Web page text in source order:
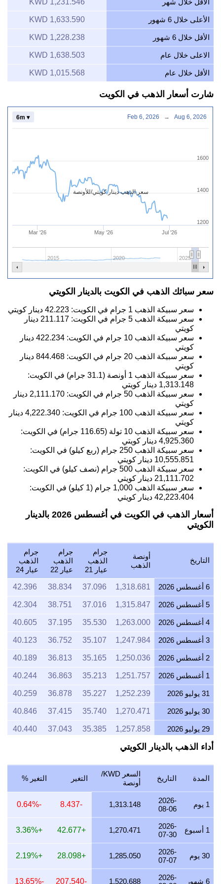
الأقل خلال شهر 1,231.546 KWD
الأعلى خلال 6 شهور 1,633.590 KWD
الأقل خلال 6 شهور 1,228.238 KWD
الاعلى خلال عام 1,638.503 KWD
الأقل خلال عام 1,015.568 KWD
شارت أسعار الذهب في الكويت
سعر الذهب دينار كويتي/للأونصة
Mar '26 May '26 Jul '26
2015 2020 2025
1200
1400
1600
6m ▾ Feb 6, 2026 → Aug 6, 2026
سعر سبائك الذهب في الكويت بالدينار الكويتي
سعر سبيكة الذهب 1 جرام في الكويت: 42.223 دينار كويتي
سعر سبيكة الذهب 5 جرام في الكويت:
211.117 دينار
كويتي
سعر سبيكة الذهب 10 جرام في الكويت:
422.234 دينار
كويتي
سعر سبيكة الذهب 20 جرام في الكويت:
844.468 دينار
كويتي
سعر سبيكة الذهب 1 أونصة (31.1 جرام) في الكويت:
1,313.148 دينار كويتي
سعر سبيكة الذهب 50 جرام في الكويت:
2,111.170 دينار
كويتي
سعر سبيكة الذهب 100 جرام في الكويت:
4,222.340 دينار
كويتي
سعر سبيكة الذهب 10 تولة (116.65 جرام) في الكويت:
4,925.360 دينار كويتي
سعر سبيكة الذهب 250 جرام (ربع كيلو) في الكويت:
10,555.851 دينار كويتي
سعر سبيكة الذهب 500 جرام (نصف كيلو) في الكويت:
21,111.702 دينار كويتي
سعر سبيكة الذهب 1,000 جرام (1 كيلو) في الكويت:
42,223.404 دينار كويتي
أسعار الذهب في الكويت في أغسطس 2026 بالدينار
الكويتي
التاريخ
أونصة
الذهب
جرام
الذهب
عيار 21
جرام
الذهب
عيار 22
جرام
الذهب
عيار 24
6 أغسطس 2026 1,318.681
37.096
38.834
42.396
5 أغسطس 2026 1,315.847
37.016
38.751
42.304
4 أغسطس 2026 1,263.000
35.530
37.195
40.605
3 أغسطس 2026 1,247.984
35.107
36.752
40.123
2 أغسطس 2026 1,250.036
35.165
36.813
40.189
1 أغسطس 2026 1,251.757
35.213
36.863
40.244
31 يوليو 2026 1,252.239
35.227
36.878
40.259
30 يوليو 2026 1,270.471
35.740
37.415
40.846
29 يوليو 2026 1,257.858
35.385
37.043
40.440
28 يوليو 2026 1,252.298
27 يوليو 2026 1,265.306
35.595
37.263
40.680
26 يوليو 2026 1,252.696
35.240
36.891
40.274
25 يوليو 2026 1,255.935
36.987
40.378
24 يوليو 2026 1,260.476
35.459
23 يوليو 2026 1,254.899
36.956
40.345
22 يوليو 2026 1,285.917
36.174
37.869
41.342
21 يوليو 2026 1,260.955
35.472
أداء الذهب بالدينار الكويتي
المدة التاريخ
السعر KWD/
أونصة
التغير التغير %
1 يوم
2026-
08-06
1,313.148
-8.437
-0.64%
1 أسبوع
2026-
07-30
1,270.471
+42.677
+3.36%
30 يوم
2026-
07-07
1,285.050
+28.098
+2.19%
6 شهور
2026-
1,520.688
-207.540
-13.65%